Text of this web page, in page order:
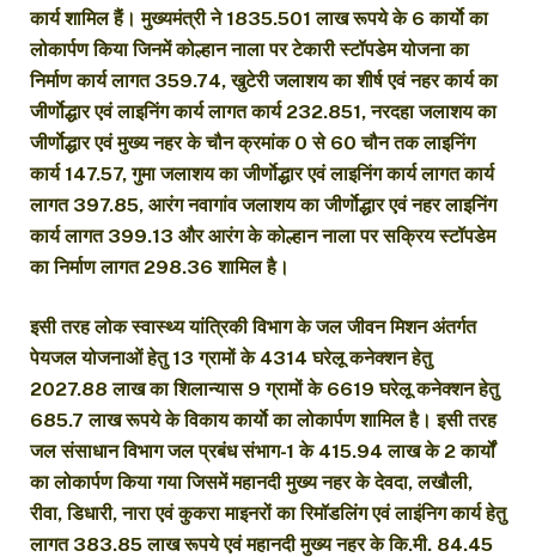
कार्य शामिल हैं। मुख्यमंत्री ने 1835.501 लाख रूपये के 6 कार्याे का
लोकार्पण किया जिनमें कोल्हान नाला पर टेकारी स्टॉपडेम योजना का
निर्माण कार्य लागत 359.74, खुटेरी जलाशय का शीर्ष एवं नहर कार्य का
जीर्णाेद्धार एवं लाइनिंग कार्य लागत कार्य 232.851, नरदहा जलाशय का
जीर्णाेद्धार एवं मुख्य नहर के चौन क्रमांक 0 से 60 चौन तक लाइनिंग
कार्य 147.57, गुमा जलाशय का जीर्णाेद्धार एवं लाइनिंग कार्य लागत कार्य
लागत 397.85, आरंग नवागांव जलाशय का जीर्णाेद्धार एवं नहर लाइनिंग
कार्य लागत 399.13 और आरंग के कोल्हान नाला पर सक्रिय स्टॉपडेम
का निर्माण लागत 298.36 शामिल है।
इसी तरह लोक स्वास्थ्य यांत्रिकी विभाग के जल जीवन मिशन अंतर्गत
पेयजल योजनाओं हेतु 13 ग्रामों के 4314 घरेलू कनेक्शन हेतु
2027.88 लाख का शिलान्यास 9 ग्रामों के 6619 घरेलू कनेक्शन हेतु
685.7 लाख रूपये के विकाय कार्याे का लोकार्पण शामिल है। इसी तरह
जल संसाधान विभाग जल प्रबंध संभाग-1 के 415.94 लाख के 2 कार्यों
का लोकार्पण किया गया जिसमें महानदी मुख्य नहर के देवदा, लखौली,
रीवा, डिधारी, नारा एवं कुकरा माइनरों का रिमॉडलिंग एवं लाइंनिग कार्य हेतु
लागत 383.85 लाख रूपये एवं महानदी मुख्य नहर के कि.मी. 84.45